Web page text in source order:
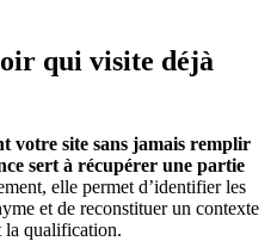
qui visite déjà
votre site sans jamais remplir
sert à récupérer une partie
elle permet d’identifier les
et de reconstituer un contexte
la qualification.